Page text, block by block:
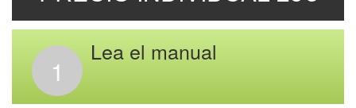
1
Lea el manual